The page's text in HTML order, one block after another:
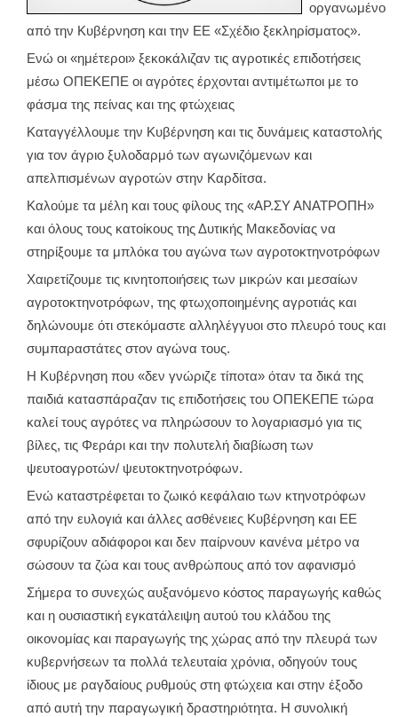
οργανωμένο
από την Κυβέρνηση και την ΕΕ «Σχέδιο ξεκληρίσματος».
Ενώ οι «ημέτεροι» ξεκοκάλιζαν τις αγροτικές επιδοτήσεις
μέσω ΟΠΕΚΕΠΕ οι αγρότες έρχονται αντιμέτωποι με το
φάσμα της πείνας και της φτώχειας
Καταγγέλλουμε την Κυβέρνηση και τις δυνάμεις καταστολής
για τον άγριο ξυλοδαρμό των αγωνιζόμενων και
απελπισμένων αγροτών στην Καρδίτσα.
Καλούμε τα μέλη και τους φίλους της «ΑΡ.ΣΥ ΑΝΑΤΡΟΠΗ»
και όλους τους κατοίκους της Δυτικής Μακεδονίας να
στηρίξουμε τα μπλόκα του αγώνα των αγροτοκτηνοτρόφων
Χαιρετίζουμε τις κινητοποιήσεις των μικρών και μεσαίων
αγροτοκτηνοτρόφων, της φτωχοποιημένης αγροτιάς και
δηλώνουμε ότι στεκόμαστε αλληλέγγυοι στο πλευρό τους και
συμπαραστάτες στον αγώνα τους.
Η Κυβέρνηση που «δεν γνώριζε τίποτα» όταν τα δικά της
παιδιά κατασπάραζαν τις επιδοτήσεις του ΟΠΕΚΕΠΕ τώρα
καλεί τους αγρότες να πληρώσουν το λογαριασμό για τις
βίλες, τις Φεράρι και την πολυτελή διαβίωση των
ψευτοαγροτών/ ψευτοκτηνοτρόφων.
Ενώ καταστρέφεται το ζωικό κεφάλαιο των κτηνοτρόφων
από την ευλογιά και άλλες ασθένειες Κυβέρνηση και ΕΕ
σφυρίζουν αδιάφοροι και δεν παίρνουν κανένα μέτρο να
σώσουν τα ζώα και τους ανθρώπους από τον αφανισμό
Σήμερα το συνεχώς αυξανόμενο κόστος παραγωγής καθώς
και η ουσιαστική εγκατάλειψη αυτού του κλάδου της
οικονομίας και παραγωγής της χώρας από την πλευρά των
κυβερνήσεων τα πολλά τελευταία χρόνια, οδηγούν τους
ίδιους με ραγδαίους ρυθμούς στη φτώχεια και στην έξοδο
από αυτή την παραγωγική δραστηριότητα. Η συνολική